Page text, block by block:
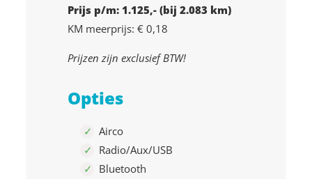
Prijs p/m: 1.125,- (bij 2.083 km)
KM meerprijs: € 0,18
Prijzen zijn exclusief BTW!
Opties
Airco
Radio/Aux/USB
Bluetooth